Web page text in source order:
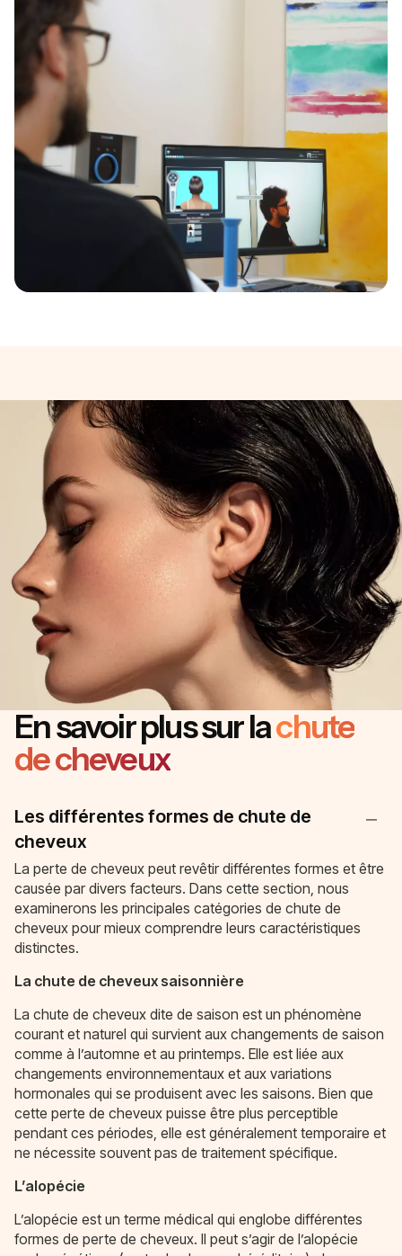
En savoir plus sur lachute
de cheveux
Les différentes formes de chute de
cheveux
La perte de cheveux peut revêtir différentes formes et être
causée par divers facteurs. Dans cette section, nous
examinerons les principales catégories de chute de
cheveux pour mieux comprendre leurs caractéristiques
distinctes.
La chute de cheveux saisonnière
La chute de cheveux dite de saison est un phénomène
courant et naturel qui survient aux changements de saison
comme à l’automne et au printemps. Elle est liée aux
changements environnementaux et aux variations
hormonales qui se produisent avec les saisons. Bien que
cette perte de cheveux puisse être plus perceptible
pendant ces périodes, elle est généralement temporaire et
ne nécessite souvent pas de traitement spécifique.
L’alopécie
L’alopécie est un terme médical qui englobe différentes
formes de perte de cheveux. Il peut s’agir de l’alopécie